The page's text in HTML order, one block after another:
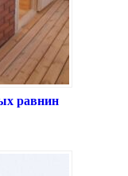
равнин